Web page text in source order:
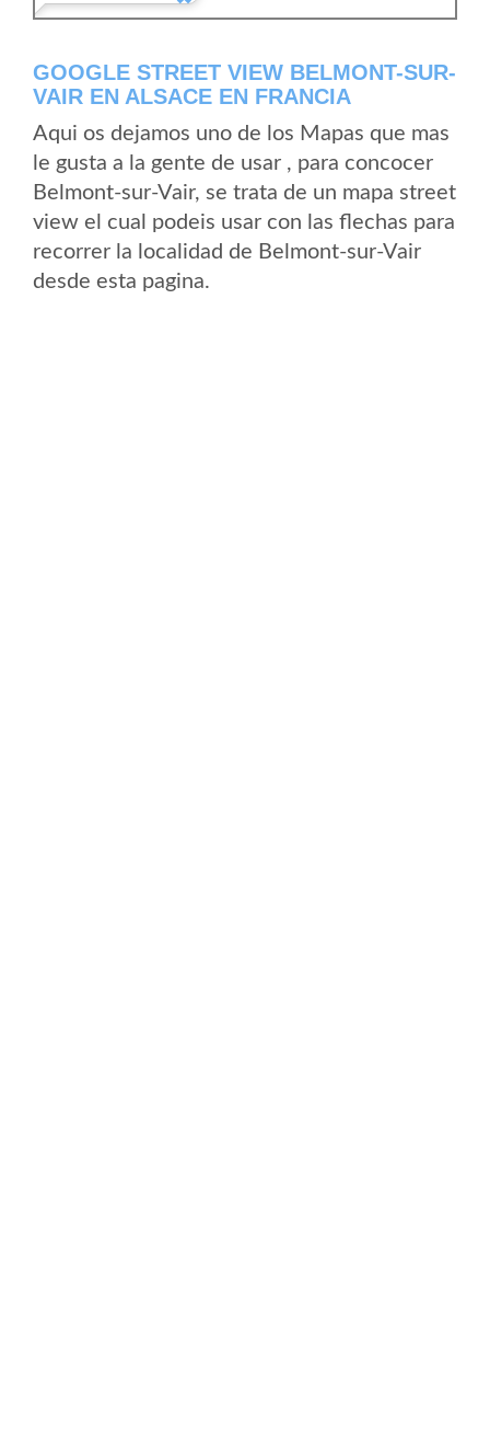
GOOGLE STREET VIEW BELMONT-SUR-
VAIR EN ALSACE EN FRANCIA
Aqui os dejamos uno de los Mapas que mas
le gusta a la gente de usar , para concocer
Belmont-sur-Vair, se trata de un mapa street
view el cual podeis usar con las flechas para
recorrer la localidad de Belmont-sur-Vair
desde esta pagina.